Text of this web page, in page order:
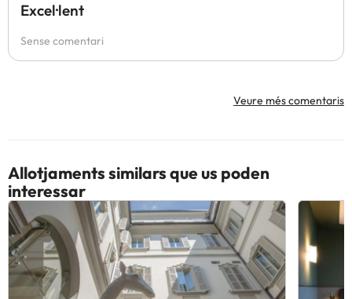
Excel·lent
Sense comentari
Veure més comentaris
Allotjaments similars que us poden
interessar